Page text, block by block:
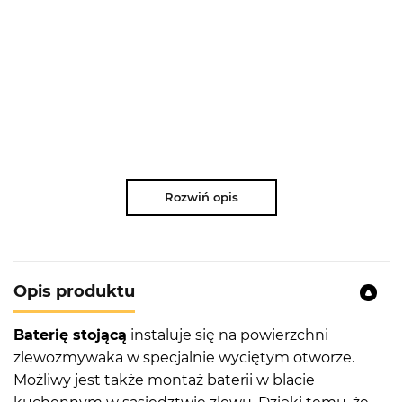
Rozwiń opis
Opis produktu
Baterię stojącą instaluje się na powierzchni
zlewozmywaka w specjalnie wyciętym otworze.
Możliwy jest także montaż baterii w blacie